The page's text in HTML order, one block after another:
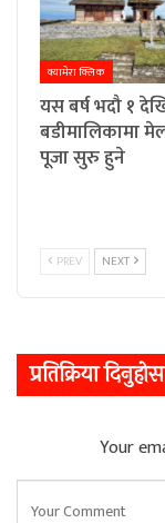
क्यामेरा क्लिक
यस बर्ष भदौ १
बडीमालिकामा
पूजा सुरु हुने
PREV NEXT
प्रतिक्रिया दिनुहोस
Your